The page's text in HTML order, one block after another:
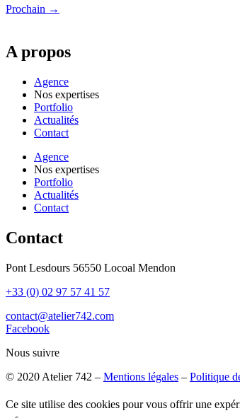
Prochain →
A propos
Agence
Nos expertises
Portfolio
Actualités
Contact
Agence
Nos expertises
Portfolio
Actualités
Contact
Contact
Pont Lesdours 56550 Locoal Mendon
+33 (0) 02 97 57 41 57
contact@atelier742.com
Facebook
Nous suivre
© 2020 Atelier 742 – Mentions légales – Politique
Ce site utilise des cookies pour vous offrir une